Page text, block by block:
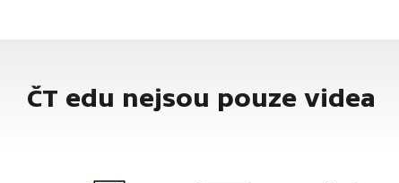
ČT edu nejsou pouze videa